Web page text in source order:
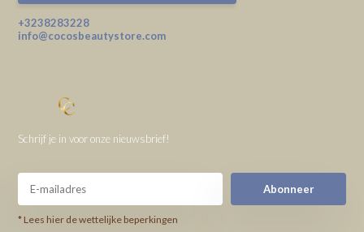
+3238283228
info@cocosbeautystore.com
Schrijf je in voor onze nieuwsbrief!
Abonneer
* Lees hier de wettelijke beperkingen